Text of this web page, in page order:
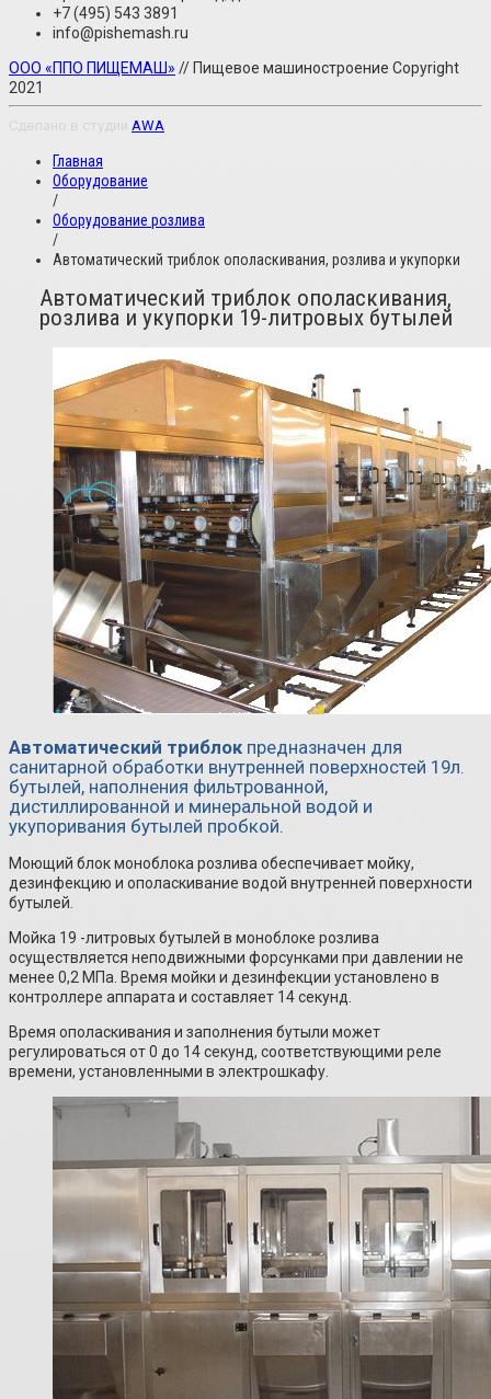
+7 (495) 543 3891
info@pishemash.ru
ООО «ППО ПИЩЕМАШ» // Пищевое машиностроение Copyright
2021
AWA
Главная
Оборудование
/
Оборудование розлива
/
Автоматический триблок ополаскивания, розлива и укупорки
Автоматический триблок ополаскивания,
розлива и укупорки 19-литровых бутылей
Автоматический триблок предназначен для
санитарной обработки внутренней поверхностей 19л.
бутылей, наполнения фильтрованной,
дистиллированной и минеральной водой и
укупоривания бутылей пробкой.
Моющий блок моноблока розлива обеспечивает мойку,
дезинфекцию и ополаскивание водой внутренней поверхности
бутылей.
Мойка 19 -литровых бутылей в моноблоке розлива
осуществляется неподвижными форсунками при давлении не
менее 0,2 МПа. Время мойки и дезинфекции установлено в
контроллере аппарата и составляет 14 секунд.
Время ополаскивания и заполнения бутыли может
регулироваться от 0 до 14 секунд, соответствующими реле
времени, установленными в электрошкафу.